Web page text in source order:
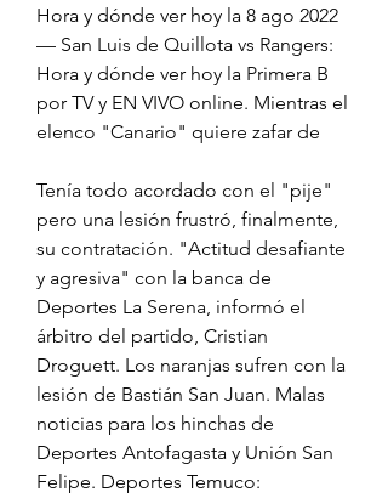
Hora y dónde ver hoy la 8 ago 2022
— San Luis de Quillota vs Rangers:
Hora y dónde ver hoy la Primera B
por TV y EN VIVO online. Mientras el
elenco "Canario" quiere zafar de
Tenía todo acordado con el "pije"
pero una lesión frustró, finalmente,
su contratación. "Actitud desafiante
y agresiva" con la banca de
Deportes La Serena, informó el
árbitro del partido, Cristian
Droguett. Los naranjas sufren con la
lesión de Bastián San Juan. Malas
noticias para los hinchas de
Deportes Antofagasta y Unión San
Felipe. Deportes Temuco: